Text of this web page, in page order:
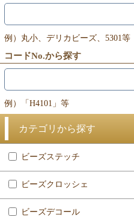
戻る
例）丸小、デリカビーズ、5301等
コードNo.から探す
例）「H4101」等
カテゴリから探す
ビーズステッチ
ビーズクロッシェ
ビーズデコール